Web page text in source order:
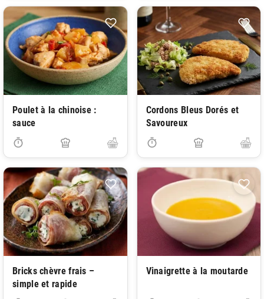
Poulet à la chinoise :
sauce
Cordons Bleus Dorés et
Savoureux
Bricks chèvre frais –
simple et rapide
Vinaigrette à la moutarde